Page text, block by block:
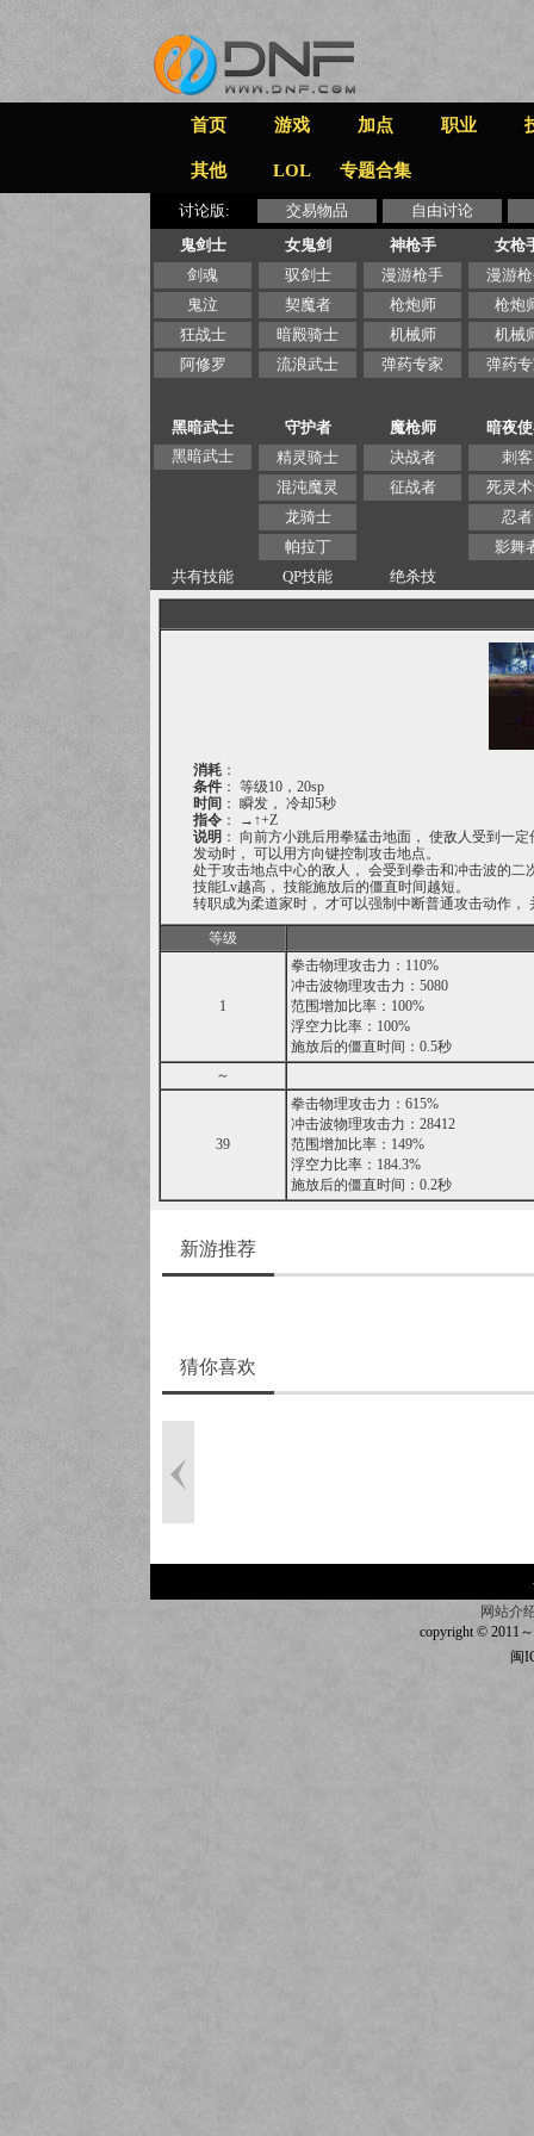
首页 游戏 加点 职业
其他 LOL 专题合集
讨论版: 交易物品
自由讨论
鬼剑士
剑魂
鬼泣
狂战士
阿修罗
女鬼剑
驭剑士
契魔者
暗殿骑士
流浪武士
神枪手
漫游枪手
枪炮师
机械师
弹药专家
女枪
漫游
枪炮
机械
弹药
黑暗武士
黑暗武士
守护者
精灵骑士
混沌魔灵
龙骑士
帕拉丁
魔枪师
决战者
征战者
暗夜
刺客
死灵
忍者
影舞
共有技能
QP技能 绝杀技
消耗：
条件： 等级10，20sp
时间 ： 瞬发， 冷却5秒
指令： →↑+Z
说明 ： 向前方小跳后用拳猛击地面， 使敌人受到一
发动时， 可以用方向键控制攻击地点。
处于攻击地点中心的敌人， 会受到拳击和冲击波的二
技能Lv越高， 技能施放后的僵直时间越短。
转职成为柔道家时， 才可以强制中断普通攻击动作，
等级
1
拳击物理攻击力：110%
冲击波物理攻击力：5080
范围增加比率：100%
浮空力比率：100%
施放后的僵直时间：0.5秒
～
39
拳击物理攻击力：615%
冲击波物理攻击力：28412
范围增加比率：149%
浮空力比率：184.3%
施放后的僵直时间：0.2秒
新游推荐
猜你喜欢
网站介
copyright © 2011
闽